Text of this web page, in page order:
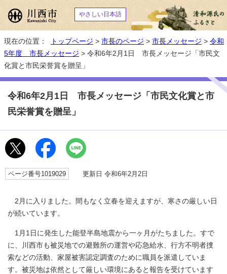
やさしい日本語
現在の位置： トップページ > 市長のページ > 市長メッセージ > 令和
5年度 市長メッセージ > 令和6年2月1日 市長メッセージ「市民文
化賞と市民栄誉賞を贈呈」
令和6年2月1日 市長メッセージ「市民文化賞と市
民栄誉賞を贈呈」
ページ番号1019029 更新日 令和6年2月2日
2月に入りました。間もなく立春を迎えますが、寒さの厳しい日
が続いています。
1月1日に発生した能登半島地震から一ヶ月がたちました。すで
に、川西市も被災地での避難所の運営や応急給水、行方不明者捜
索などの活動、家屋被害認定調査のために職員を派遣していま
す。被災地は依然として厳しい環境にあると報告を受けています